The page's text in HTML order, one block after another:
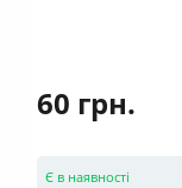
60 грн.
Є в наявності